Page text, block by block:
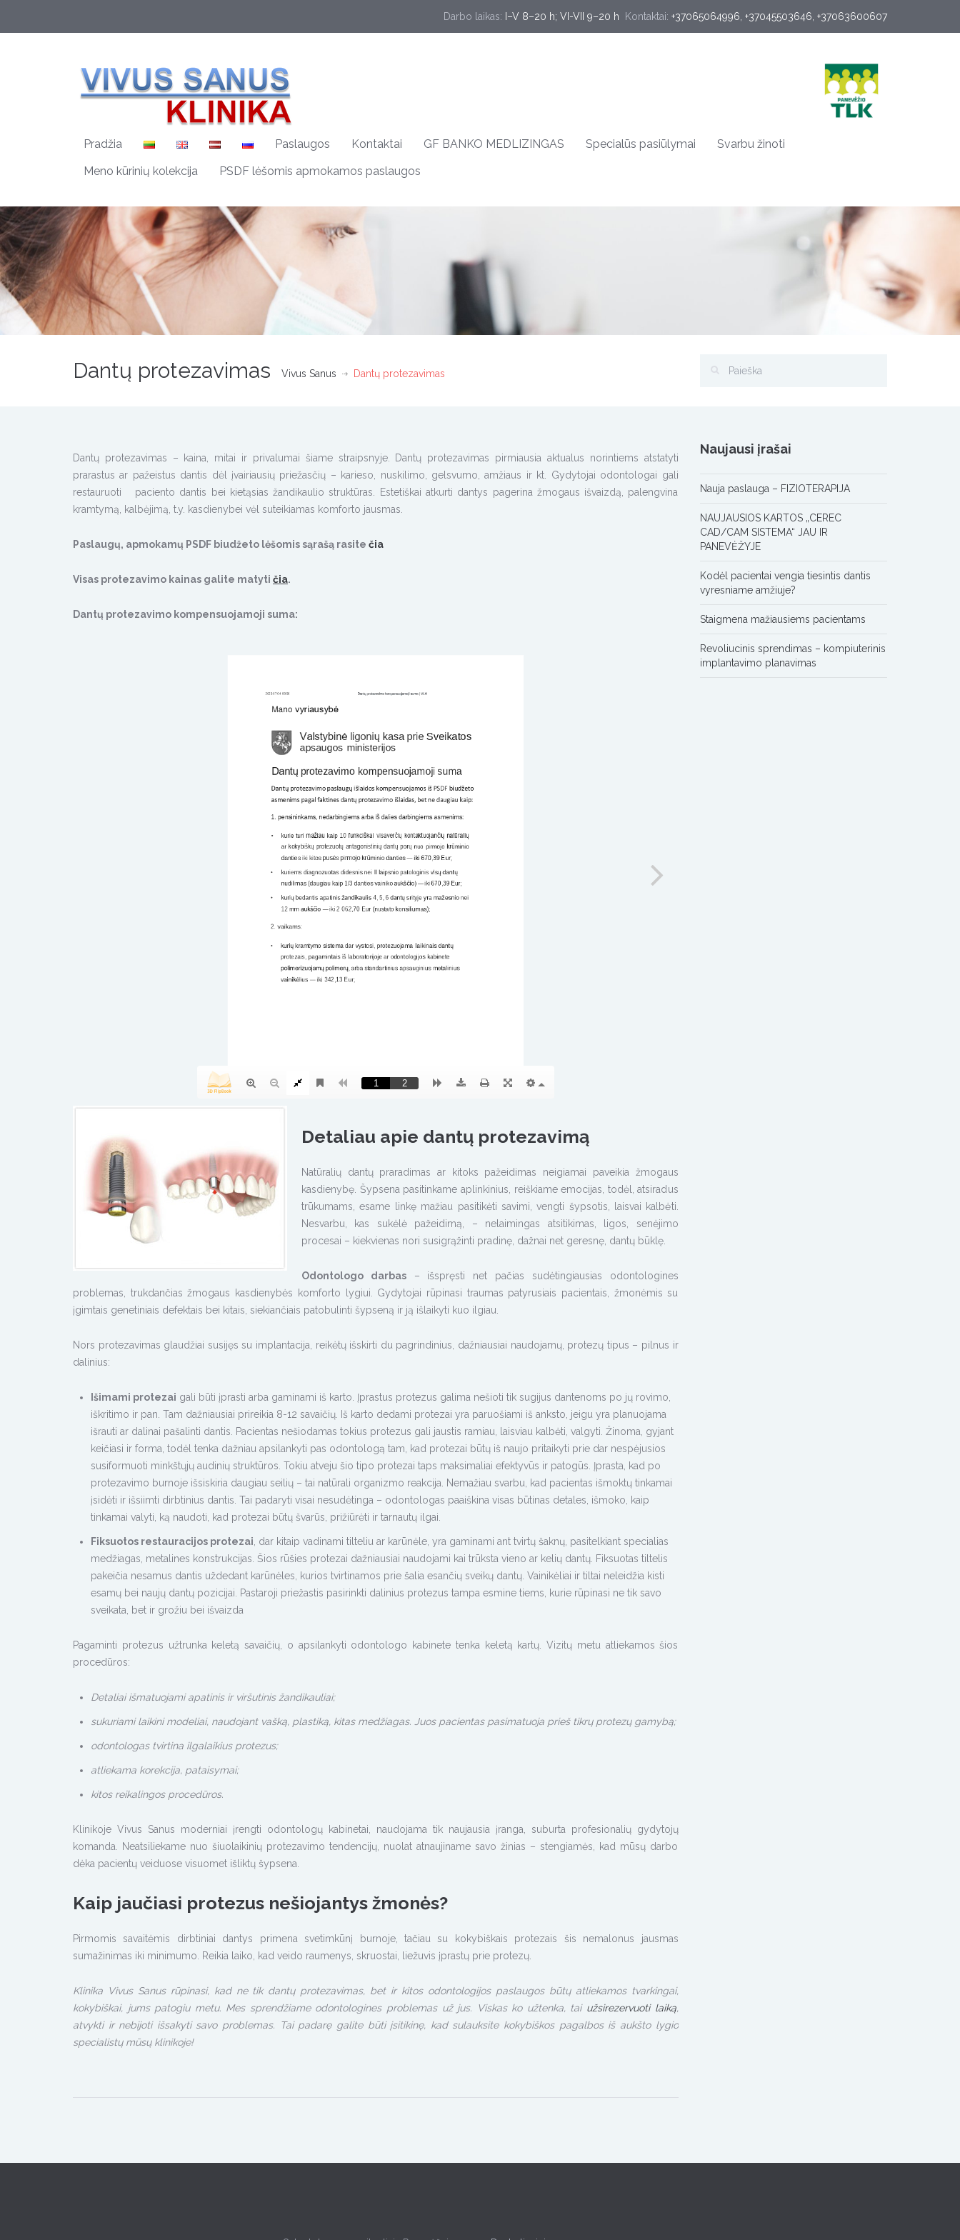
Darbo laikas: I–V 8–20 h; VI-VII 9–20 h Kontaktai: +37065064996 +37045503646 +37063600607
Pradžia Paslaugos Kontaktai GF BANKO MEDLIZINGAS Specialūs pasiūlymai
Svarbu žinoti
Meno kūrinių kolekcija
PSDF lėšomis apmokamos paslaugos
Dantų protezavimas Vivus Sanus Dantų protezavimas
Dantų protezavimas – kaina, mitai ir privalumai šiame straipsnyje. Dantų protezavimas pirmiausia aktualus norintiems atstatyti
prarastus ar pažeistus dantis dėl įvairiausių priežasčių – karieso, nuskilimo, gelsvumo, amžiaus ir kt. Gydytojai odontologai gali
restauruoti paciento dantis bei kietąsias žandikaulio struktūras. Estetiškai atkurti dantys pagerina žmogaus išvaizdą, palengvina
kramtymą, kalbėjimą, t.y. kasdienybei vėl suteikiamas komforto jausmas.
Paslaugų, apmokamų PSDF biudžeto lėšomis sąrašą rasite čia
Visas protezavimo kainas galite matyti čia.
Dantų protezavimo kompensuojamoji suma:
Detaliau apie dantų protezavimą
Natūralių dantų praradimas ar kitoks pažeidimas neigiamai paveikia žmogaus
kasdienybę. Šypsena pasitinkame aplinkinius, reiškiame emocijas, todėl, atsiradus
trūkumams, esame linkę mažiau pasitikėti savimi, vengti šypsotis, laisvai kalbėti.
Nesvarbu, kas sukėlė pažeidimą, – nelaimingas atsitikimas, ligos, senėjimo
procesai – kiekvienas nori susigrąžinti pradinę, dažnai net geresnę, dantų būklę.
Odontologo darbas– išspręsti net pačias sudėtingiausias odontologines
problemas, trukdančias žmogaus kasdienybės komforto lygiui. Gydytojai rūpinasi traumas patyrusiais pacientais, žmonėmis su
įgimtais genetiniais defektais bei kitais, siekiančiais patobulinti šypseną ir ją išlaikyti kuo ilgiau.
Nors protezavimas glaudžiai susijęs su implantacija, reikėtų išskirti du pagrindinius, dažniausiai naudojamų, protezų tipus – pilnus ir
dalinius:
Išimami protezai gali būti įprasti arba gaminami iš karto. Įprastus protezus galima nešioti tik sugijus dantenoms po jų rovimo,
iškritimo ir pan. Tam dažniausiai prireikia 8-12 savaičių. Iš karto dedami protezai yra paruošiami iš anksto, jeigu yra planuojama
išrauti ar dalinai pašalinti dantis. Pacientas nešiodamas tokius protezus gali jaustis ramiau, laisviau kalbėti, valgyti. Žinoma, gyjant
keičiasi ir forma, todėl tenka dažniau apsilankyti pas odontologą tam, kad protezai būtų iš naujo pritaikyti prie dar nespėjusios
susiformuoti minkštųjų audinių struktūros. Tokiu atveju šio tipo protezai taps maksimaliai efektyvūs ir patogūs. Įprasta, kad po
protezavimo burnoje išsiskiria daugiau seilių – tai natūrali organizmo reakcija. Nemažiau svarbu, kad pacientas išmoktų tinkamai
įsidėti ir išsiimti dirbtinius dantis. Tai padaryti visai nesudėtinga – odontologas paaiškina visas būtinas detales, išmoko, kaip
tinkamai valyti, ką naudoti, kad protezai būtų švarūs, prižiūrėti ir tarnautų ilgai.
Fiksuotos restauracijos protezai , dar kitaip vadinami tilteliu ar karūnėle, yra gaminami ant tvirtų šaknų, pasitelkiant specialias
medžiagas, metalines konstrukcijas. Šios rūšies protezai dažniausiai naudojami kai trūksta vieno ar kelių dantų. Fiksuotas tiltelis
pakeičia nesamus dantis uždedant karūnėles, kurios tvirtinamos prie šalia esančių sveikų dantų. Vainikėliai ir tiltai neleidžia kisti
esamų bei naujų dantų pozicijai. Pastaroji priežastis pasirinkti dalinius protezus tampa esmine tiems, kurie rūpinasi ne tik savo
sveikata, bet ir grožiu bei išvaizda
Pagaminti protezus užtrunka keletą savaičių, o apsilankyti odontologo kabinete tenka keletą kartų. Vizitų metu atliekamos šios
procedūros:
Detaliai išmatuojami apatinis ir viršutinis žandikauliai;
sukuriami laikini modeliai, naudojant vašką, plastiką, kitas medžiagas. Juos pacientas pasimatuoja prieš tikrų protezų gamybą;
odontologas tvirtina ilgalaikius protezus;
atliekama korekcija, pataisymai;
kitos reikalingos procedūros.
Klinikoje Vivus Sanus moderniai įrengti odontologų kabinetai, naudojama tik naujausia įranga, suburta profesionalių gydytojų
komanda. Neatsiliekame nuo šiuolaikinių protezavimo tendencijų, nuolat atnaujiname savo žinias – stengiamės, kad mūsų darbo
dėka pacientų veiduose visuomet išliktų šypsena.
Kaip jaučiasi protezus nešiojantys žmonės?
Pirmomis savaitėmis dirbtiniai dantys primena svetimkūnį burnoje, tačiau su kokybiškais protezais šis nemalonus jausmas
sumažinimas iki minimumo. Reikia laiko, kad veido raumenys, skruostai, liežuvis įprastų prie protezų.
Klinika Vivus Sanus rūpinasi, kad ne tik dantų protezavimas, bet ir kitos odontologijos paslaugos būtų atliekamos tvarkingai,
kokybiškai, jums patogiu metu. Mes sprendžiame odontologines problemas už jus. Viskas ko užtenka, tai užsirezervuoti laiką,
atvykti ir nebijoti išsakyti savo problemas. Tai padarę galite būti įsitikinę, kad sulauksite kokybiškos pagalbos iš aukšto lygio
specialistų mūsų klinikoje!
Naujausi įrašai
Nauja paslauga – FIZIOTERAPIJA
NAUJAUSIOS KARTOS „CEREC
CAD/CAM SISTEMA“ JAU IR
PANEVĖŽYJE
Kodėl pacientai vengia tiesintis dantis
vyresniame amžiuje?
Staigmena mažiausiems pacientams
Revoliucinis sprendimas – kompiuterinis
implantavimo planavimas